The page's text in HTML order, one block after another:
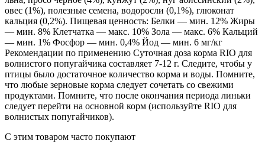
овес (1%), полезные семена, водоросли (0,1%), глюконат
кальция (0,2%). Пищевая ценность: Белки — мин. 12% Жиры
— мин. 8% Клетчатка — макс. 10% Зола — макс. 6% Кальций
— мин. 1% Фосфор — мин. 0,4% Йод — мин. 6 мг/кг
Рекомендации по применению Суточная доза корма RIO для
волнистого попугайчика составляет 7-12 г. Следите, чтобы у
птицы было достаточное количество корма и воды. Помните,
что любые зерновые корма следует сочетать со свежими
продуктами. Помните, что после окончания периода линьки
следует перейти на основной корм (используйте RIO для
волнистых попугайчиков).
С этим товаром часто покупают